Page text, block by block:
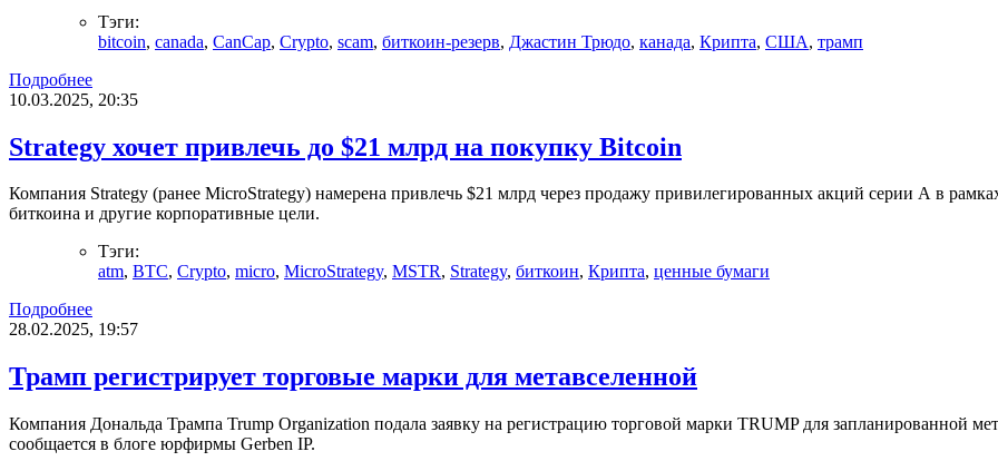
Тэги:
bitcoin, canada, CanCap, Crypto, scam, биткоин-резерв, Джастин Трюдо, канада, Крипта, США, трамп
Подробнее
10.03.2025, 20:35
Strategy хочет привлечь до $21 млрд на покупку Bitcoin
Компания Strategy (ранее MicroStrategy) намерена привлечь $21 млрд через продажу привилегированных акций серии А в
биткоина и другие корпоративные цели.
Тэги:
atm, BTC, Crypto, micro, MicroStrategy, MSTR, Strategy, биткоин, Крипта, ценные бумаги
Подробнее
28.02.2025, 19:57
Трамп регистрирует торговые марки для метавселенной
Компания Дональда Трампа Trump Organization подала заявку на регистрацию торговой марки TRUMP для запланированной
сообщается в блоге юрфирмы Gerben IP.